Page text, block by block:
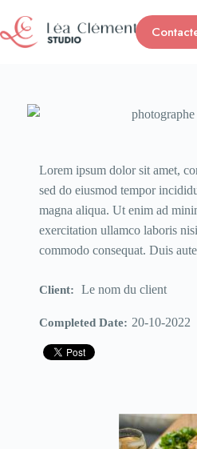
Lorem ipsum dolor sit amet,
sed do eiusmod tempor
magna aliqua. Ut enim ad
exercitation ullamco laboris
commodo consequat. Duis
Client: Le nom du client
Completed Date: 20-10-2022